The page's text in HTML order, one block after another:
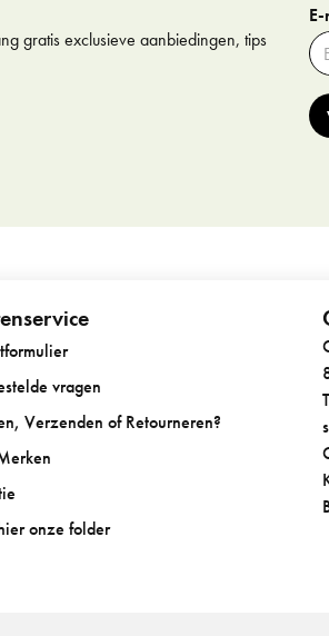
gratis exclusieve aanbiedingen, tips
vragen
Verzenden of Retourneren?
onze folder